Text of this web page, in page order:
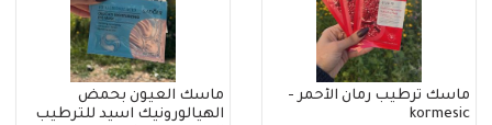
ماسك ترطيب رمان الأحمر -
kormesic
ماسك العيون بحمض
الهيالورونيك اسيد للترطيب